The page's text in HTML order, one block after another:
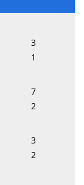
3
1
7
2
3
2